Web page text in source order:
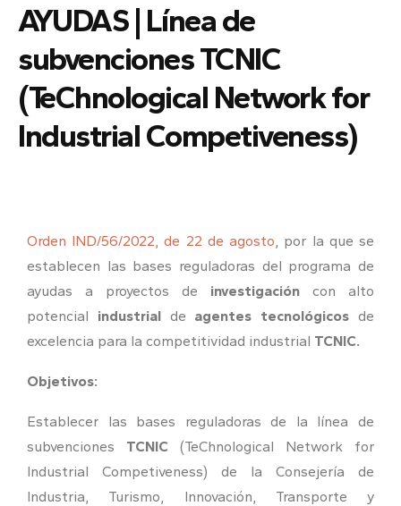
AYUDAS | Línea de
subvenciones TCNIC
(TeChnological Network for
Industrial Competiveness)
Orden IND/56/2022, de 22 de agosto , por la que se
establecen las bases reguladoras del programa de
ayudas a proyectos de investigación con alto
potencial industrialde agentes tecnológicos de
excelencia para la competitividad industrial TCNIC.
Objetivos:
Establecer las bases reguladoras de la línea de
subvenciones TCNIC (TeChnological Network for
Industrial Competiveness) de la Consejería de
Industria, Turismo, Innovación, Transporte y